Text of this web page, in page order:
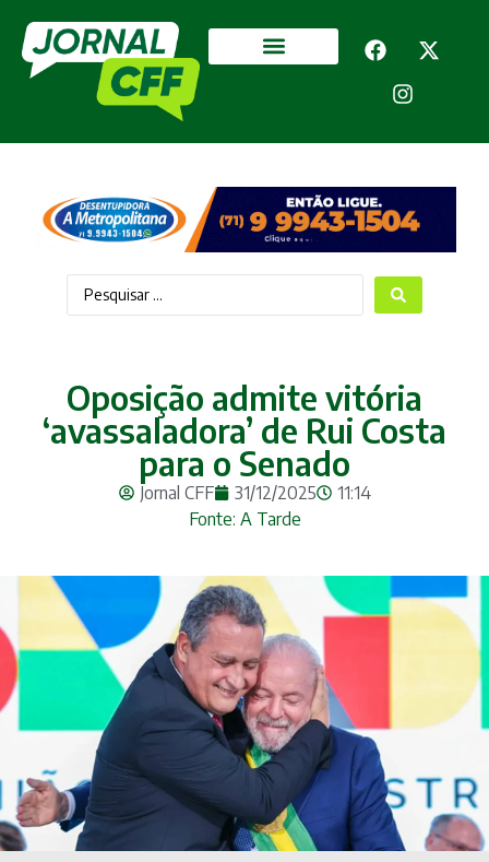
Oposição admite vitória
‘avassaladora’ de Rui Costa
para o Senado
Jornal CFF 31/12/2025
11:14
Fonte: A Tarde